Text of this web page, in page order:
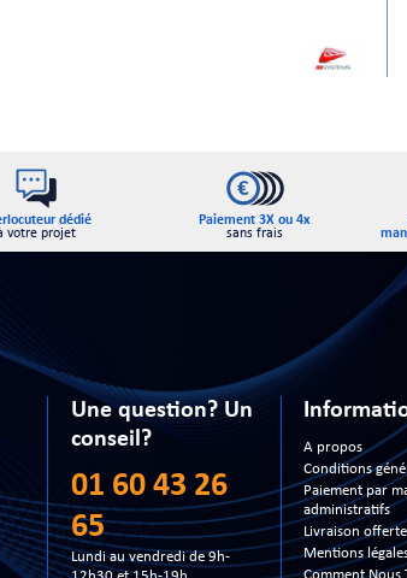
dédié
votre projet
Paiement 3X ou 4x
sans frais
Une question? Un
conseil?
01 60 43 26
65
Lundi au vendredi de 9h-
A propos
Conditions
Paiement par
administratifs
Livraison offerte
Mentions
Comment Nous